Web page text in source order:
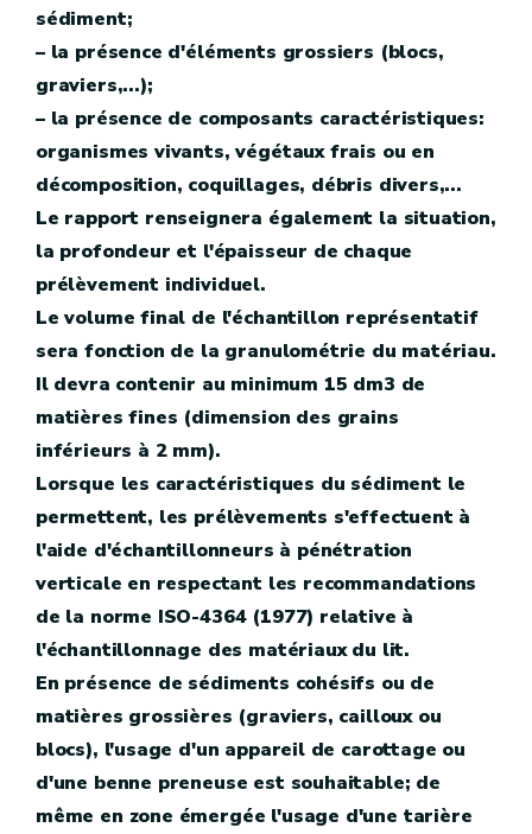
sédiment;
– la présence d'éléments grossiers (blocs,
graviers,...);
– la présence de composants caractéristiques:
organismes vivants, végétaux frais ou en
décomposition, coquillages, débris divers,...
Le rapport renseignera également la situation,
la profondeur et l'épaisseur de chaque
prélèvement individuel.
Le volume final de l'échantillon représentatif
sera fonction de la granulométrie du matériau.
Il devra contenir au minimum 15 dm3 de
matières fines (dimension des grains
inférieurs à 2 mm).
Lorsque les caractéristiques du sédiment le
permettent, les prélèvements s'effectuent à
l'aide d'échantillonneurs à pénétration
verticale en respectant les recommandations
de la norme ISO-4364 (1977) relative à
l'échantillonnage des matériaux du lit.
En présence de sédiments cohésifs ou de
matières grossières (graviers, cailloux ou
blocs), l'usage d'un appareil de carottage ou
d'une benne preneuse est souhaitable; de
même en zone émergée l'usage d'une tarière